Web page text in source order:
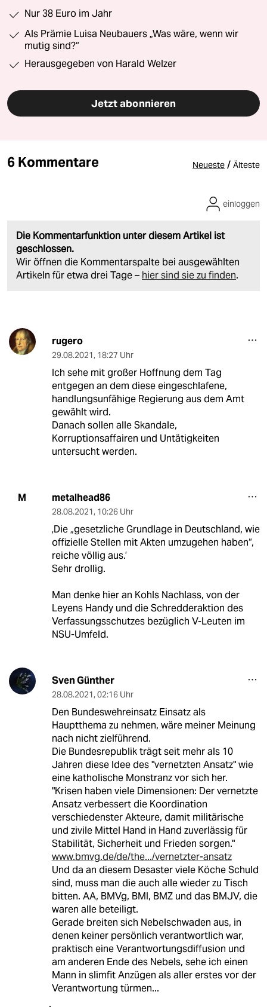
Nur 38 Euro im Jahr
Als Prämie Luisa Neubauers „Was wäre, wenn wir
mutig sind?“
Herausgegeben von Harald Welzer
Jetzt abonnieren
6 Kommentare Neueste / Älteste
Die Kommentarfunktion unter diesem Artikel ist
geschlossen.
Wir öffnen die Kommentarspalte bei ausgewählten
Artikeln für etwa drei Tage – hier sind sie zu finden.
einloggen
rugero
29.08.2021, 18:27 Uhr
Ich sehe mit großer Hoffnung dem Tag
entgegen an dem diese eingeschlafene,
handlungsunfähige Regierung aus dem Amt
gewählt wird.
Danach sollen alle Skandale,
Korruptionsaffairen und Untätigkeiten
untersucht werden.
M metalhead86
28.08.2021, 10:26 Uhr
‚Die „gesetzliche Grundlage in Deutschland, wie
offizielle Stellen mit Akten umzugehen haben“,
reiche völlig aus.’
Sehr drollig.
Man denke hier an Kohls Nachlass, von der
Leyens Handy und die Schredderaktion des
Verfassungsschutzes bezüglich V-Leuten im
NSU-Umfeld.
Sven Günther
28.08.2021, 02:16 Uhr
Den Bundeswehreinsatz Einsatz als
Hauptthema zu nehmen, wäre meiner Meinung
nach nicht zielführend.
Die Bundesrepublik trägt seit mehr als 10
Jahren diese Idee des "vernetzten Ansatz" wie
eine katholische Monstranz vor sich her.
"Krisen haben viele Dimensionen: Der vernetzte
Ansatz verbessert die Koordination
verschiedenster Akteure, damit militärische
und zivile Mittel Hand in Hand zuverlässig für
Stabilität, Sicherheit und Frieden sorgen."
www.bmvg.de/de/the.../vernetzter-ansatz
Und da an diesem Desaster viele Köche Schuld
sind, muss man die auch alle wieder zu Tisch
bitten. AA, BMVg, BMI, BMZ und das BMJV, die
waren alle beteiligt.
Gerade breiten sich Nebelschwaden aus, in
denen keiner persönlich verantwortlich war,
praktisch eine Verantwortungsdiffusion und
am anderen Ende des Nebels, sehe ich einen
Mann in slimfit Anzügen als aller erstes vor der
Verantwortung türmen...